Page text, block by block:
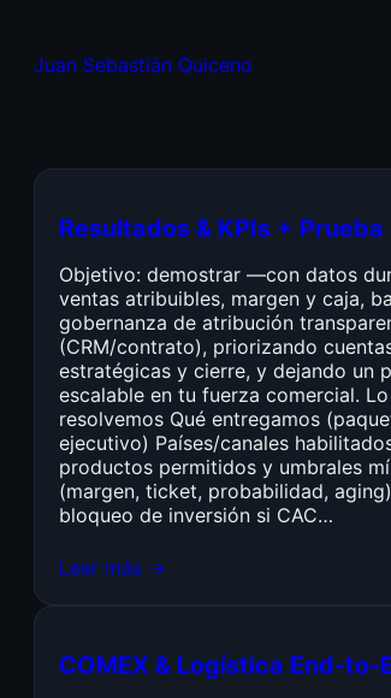
Juan Sebastián Quiceno
Resultados & KPIs +
Objetivo: demostrar —con datos
ventas atribuibles, margen y caja,
gobernanza de atribución
(CRM/contrato), priorizando
estratégicas y cierre, y dejando un
escalable en tu fuerza comercial.
resolvemos Qué entregamos
ejecutivo) Países/canales
productos permitidos y umbrales
(margen, ticket, probabilidad,
bloqueo de inversión si CAC…
Leer más →
COMEX & Logística End-to-